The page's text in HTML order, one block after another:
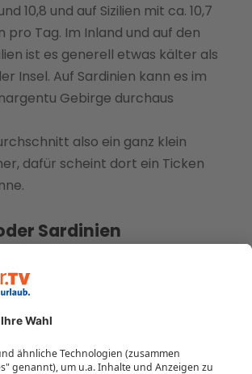
10,8 und auf Sizilien mit ca. 10,7
pro Tag. Im Inland und auf den
ist es generell etwas kälter als
Insel. Auf Sardinien kann es im
Gebirge durchaus
also ein ganz klein
dafür scheint dort ein Ticken
Sardinien
größer?
ist zwar gering, doch mit rund
etwas größer als das etwa
km länger.